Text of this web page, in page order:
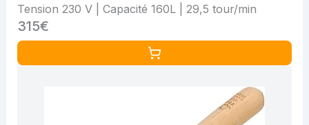
Tension 230 V | Capacité 160L | 29,5 tour/min
315€